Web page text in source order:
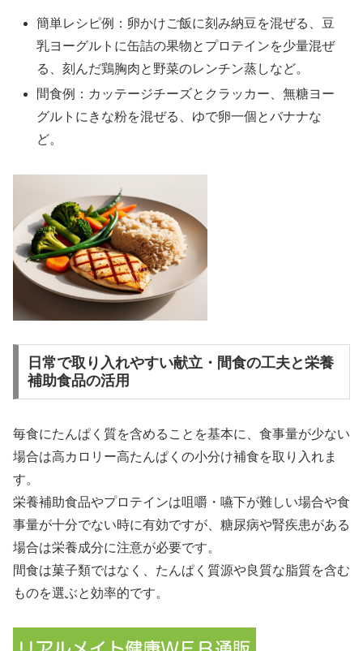
簡単レシピ例：卵かけご飯に刻み納豆を混ぜる、豆
乳ヨーグルトに缶詰の果物とプロテインを少量混ぜ
る、刻んだ鶏胸肉と野菜のレンチン蒸しなど。
間食例：カッテージチーズとクラッカー、無糖ヨー
グルトにきな粉を混ぜる、ゆで卵一個とバナナな
ど。
日常で取り入れやすい献立・間食の工夫と栄養
補助食品の活用
毎食にたんぱく質を含めることを基本に、食事量が少ない
場合は高カロリー高たんぱくの小分け補食を取り入れま
す。
栄養補助食品やプロテインは咀嚼・嚥下が難しい場合や食
事量が十分でない時に有効ですが、糖尿病や腎疾患がある
場合は栄養成分に注意が必要です。
間食は菓子類ではなく、たんぱく質源や良質な脂質を含む
ものを選ぶと効率的です。